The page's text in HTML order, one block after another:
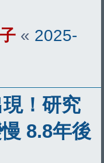
« 2025-
！研究
8.8年後